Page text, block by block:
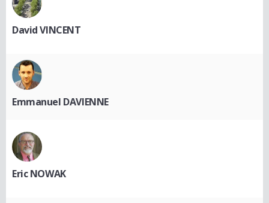
David VINCENT
Emmanuel DAVIENNE
Eric NOWAK